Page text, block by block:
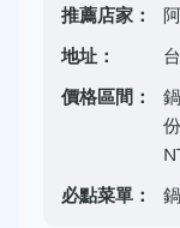
推薦店家：
地址：
價格區間：
必點菜單：